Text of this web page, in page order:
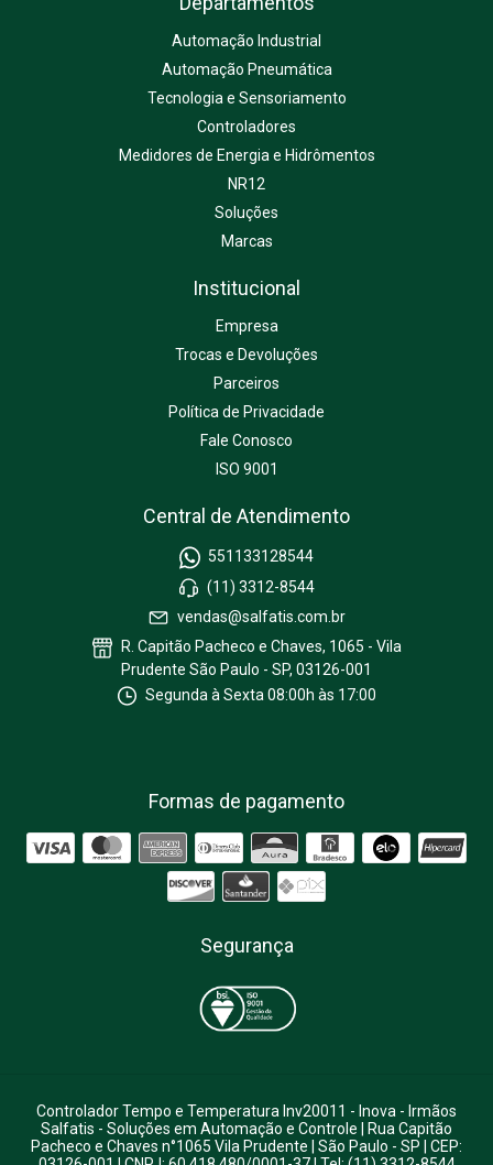
Automação Industrial
Automação Pneumática
Tecnologia e Sensoriamento
Controladores
Medidores de Energia e Hidrômentos
NR12
Soluções
Marcas
Institucional
Empresa
Trocas e Devoluções
Parceiros
Política de Privacidade
Fale Conosco
ISO 9001
Central de Atendimento
551133128544
(11) 3312-8544
vendas@salfatis.com.br
R. Capitão Pacheco e Chaves, 1065 - Vila
Prudente São Paulo - SP, 03126-001
Segunda à Sexta 08:00h às 17:00
Formas de pagamento
Segurança
Controlador Tempo e Temperatura Inv20011 - Inova - Irmãos
Salfatis - Soluções em Automação e Controle | Rua Capitão
Pacheco e Chaves n°1065 Vila Prudente | São Paulo - SP | CEP: